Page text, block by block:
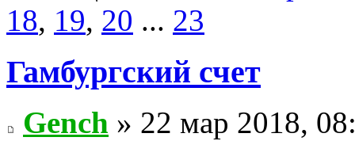
18, 19, 20 ... 23
Гамбургский счет
Gench » 22 мар 2018,